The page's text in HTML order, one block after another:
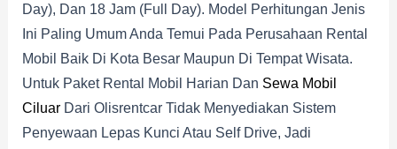
Day), Dan 18 Jam (full Day). Model Perhitungan Jenis
Ini Paling Umum Anda Temui Pada Perusahaan Rental
Mobil Baik Di Kota Besar Maupun Di Tempat Wisata.
Untuk Paket Rental Mobil Harian Dan Sewa Mobil
CiluarDari Olisrentcar Tidak Menyediakan Sistem
Penyewaan Lepas Kunci Atau Self Drive, Jadi